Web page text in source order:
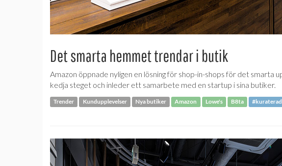
Det smarta hemmet trendar i butik
Amazon öppnade nyligen en lösning för shop-in-shops för det smarta
kedja steget och inleder ett samarbete med en startup i sina butiker.
Trender Kundupplevelser Nya butiker Amazon Lowe's B8ta